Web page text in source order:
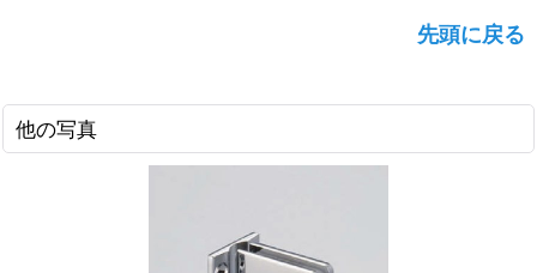
先頭に戻る
他の写真